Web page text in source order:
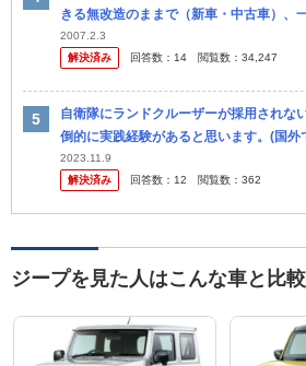
きる無改造のままで（新車・中古車）、
はどの車両だと思いますか？皆様のご意
に、オン...
2007.2.3
解決済み
回答数： 14 閲覧数： 34,247
自衛隊にランドクルーザーが採用されな
倒的に実践経験があると思います。(国外
2023.11.9
解決済み
回答数： 12 閲覧数： 362
ジープを見た人はこんな車と比